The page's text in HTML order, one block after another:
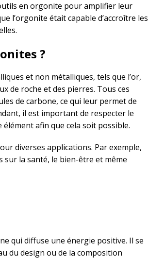
en orgonite pour amplifier leur
l’orgonite était capable d’accroître les
?
et non métalliques, tels que l’or,
de roche et des pierres. Tous ces
de carbone, ce qui leur permet de
il est important de respecter le
afin que cela soit possible.
diverses applications. Par exemple,
sur la santé, le bien-être et même
qui diffuse une énergie positive. Il se
du design ou de la composition